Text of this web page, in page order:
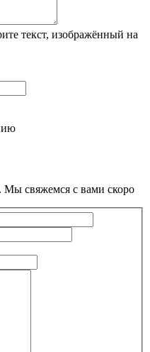
текст, изображённый на
Мы свяжемся с вами скоро